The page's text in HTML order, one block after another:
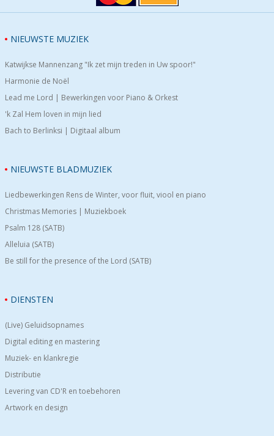
NIEUWSTE MUZIEK
Katwijkse Mannenzang "Ik zet mijn treden in Uw spoor!"
Harmonie de Noël
Lead me Lord | Bewerkingen voor Piano & Orkest
'k Zal Hem loven in mijn lied
Bach to Berlinksi | Digitaal album
NIEUWSTE BLADMUZIEK
Liedbewerkingen Rens de Winter, voor fluit, viool en piano
Christmas Memories | Muziekboek
Psalm 128 (SATB)
Alleluia (SATB)
Be still for the presence of the Lord (SATB)
DIENSTEN
(Live) Geluidsopnames
Digital editing en mastering
Muziek- en klankregie
Distributie
Levering van CD'R en toebehoren
Artwork en design